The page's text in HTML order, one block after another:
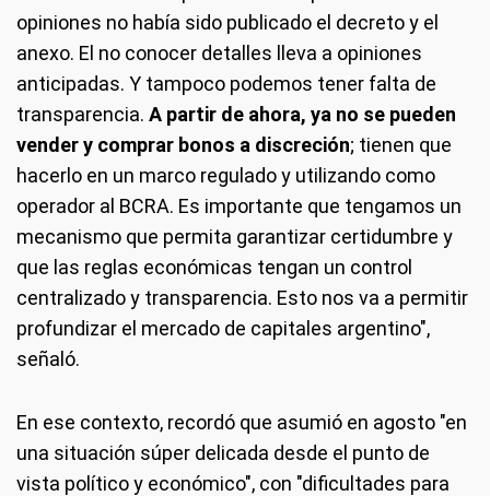
opiniones no había sido publicado el decreto y el
anexo. El no conocer detalles lleva a opiniones
anticipadas. Y tampoco podemos tener falta de
transparencia. A partir de ahora, ya no se pueden
vender y comprar bonos a discreción; tienen que
hacerlo en un marco regulado y utilizando como
operador al BCRA. Es importante que tengamos un
mecanismo que permita garantizar certidumbre y
que las reglas económicas tengan un control
centralizado y transparencia. Esto nos va a permitir
profundizar el mercado de capitales argentino",
señaló.
En ese contexto, recordó que asumió en agosto "en
una situación súper delicada desde el punto de
vista político y económico", con "dificultades para